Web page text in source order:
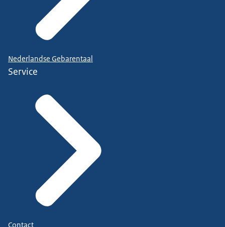
Nederlandse Gebarentaal
Service
Contact